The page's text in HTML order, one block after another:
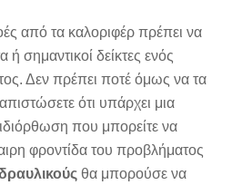
από τα καλοριφέρ πρέπει να
σημαντικοί δείκτες ενός
Δεν πρέπει ποτέ όμως να τα
ότι υπάρχει μια
που μπορείτε να
φροντίδα του προβλήματος
θα μπορούσε να